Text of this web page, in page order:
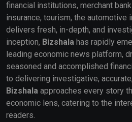
financial institutions, merchant
insurance, tourism, the automotive
delivers fresh, in-depth, and
inception, Bizshala has rapidly
leading economic news platform,
seasoned and accomplished
to delivering investigative,
Bizshala approaches every story
economic lens, catering to the
readers.